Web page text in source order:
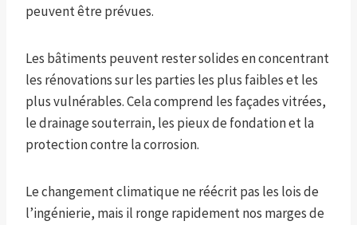
peuvent être prévues.
Les bâtiments peuvent rester solides en concentrant
les rénovations sur les parties les plus faibles et les
plus vulnérables. Cela comprend les façades vitrées,
le drainage souterrain, les pieux de fondation et la
protection contre la corrosion.
Le changement climatique ne réécrit pas les lois de
l’ingénierie, mais il ronge rapidement nos marges de